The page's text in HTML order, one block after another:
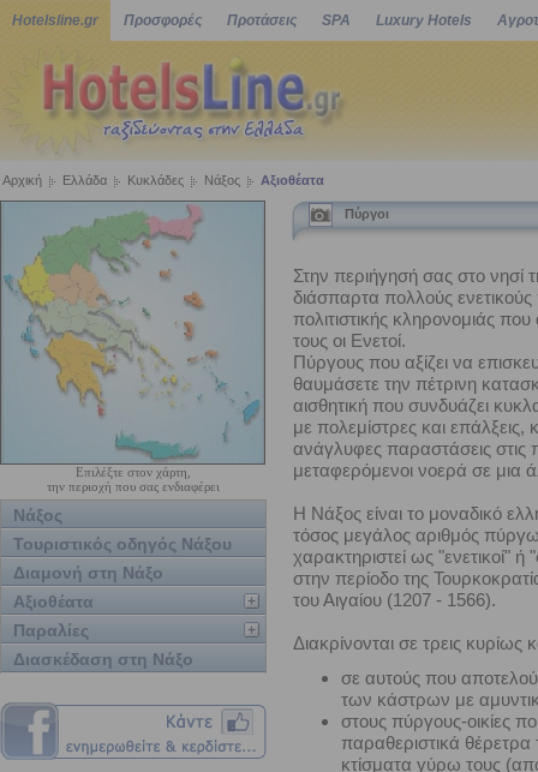
Hotelsline.gr Προσφορές Προτάσεις SPA Luxury Hotels
Αρχική Ελλάδα Κυκλάδες Νάξος Αξιοθέατα
Επιλέξτε στον χάρτη,
την περιοχή που σας ενδιαφέρει
Νάξος
Τουριστικός οδηγός Νάξου
Διαμονή στη Νάξο
Αξιοθέατα
Παραλίες
Διασκέδαση στη Νάξο
Πύργοι
Στην περιήγησή σας στο νησί
διάσπαρτα πολλούς
πολιτιστικής κληρονομιάς
τους οι Ενετοί.
Πύργους που αξίζει να
θαυμάσετε την πέτρινη
αισθητική που συνδυάζει
με πολεμίστρες και επάλξεις,
ανάγλυφες παραστάσεις στις
μεταφερόμενοι νοερά σε μια
Η Νάξος είναι το μοναδικό
τόσος μεγάλος αριθμός
χαρακτηριστεί ως "ενετικοί" ή
στην περίοδο της
του Αιγαίου (1207 - 1566).
Διακρίνονται σε τρεις κυρίως
σε αυτούς που
των κάστρων με
στους πύργους-οικίες
παραθεριστικά
κτίσματα γύρω τους